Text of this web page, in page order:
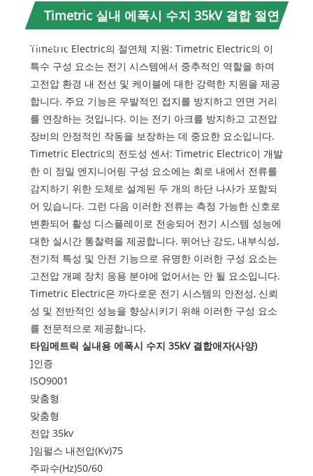
Timetric 실내 에폭시 수지 35kV 결합 절연
체 소개
Timetric Electric의 절연체 지원: Timetric Electric의 이
특수 구성 요소는 전기 시스템에서 중추적인 역할을 하며
고전압 환경 내 전선 및 케이블에 대한 강력한 지원을 제공
합니다. 주요 기능은 우발적인 접지를 방지하고 연면 거리
를 연장하는 것입니다. 이는 전기 아크를 방지하고 고전압
장비의 안정적인 작동을 보장하는 데 중요한 요소입니다.
Timetric Electric의 전도성 센서: Timetric Electric이 개발
한 이 정밀 엔지니어링 구성 요소에는 회로 내에서 전류를
감지하기 위한 도체로 설계된 두 개의 하단 나사가 포함되
어 있습니다. 그런 다음 이러한 전류는 측정 가능한 신호로
변환되어 활성 디스플레이로 전송되어 전기 시스템 성능에
대한 실시간 통찰력을 제공합니다. 뛰어난 강도, 내부식성,
전기적 특성 및 안전 기능으로 유명한 이러한 구성 요소는
고전압 개폐 장치 응용 분야에 없어서는 안 될 요소입니다.
Timetric Electric은 까다로운 전기 시스템의 안전성, 신뢰
성 및 전반적인 성능을 향상시키기 위해 이러한 구성 요소
를 전문적으로 제공합니다.
타임메트릭 실내용 에폭시 수지 35kV 결합애자(사양)
]인증
ISO9001
맞춤형
맞춤형
전압 35kv
]임펄스 내전압(Kv)75
주파수(Hz)50/60